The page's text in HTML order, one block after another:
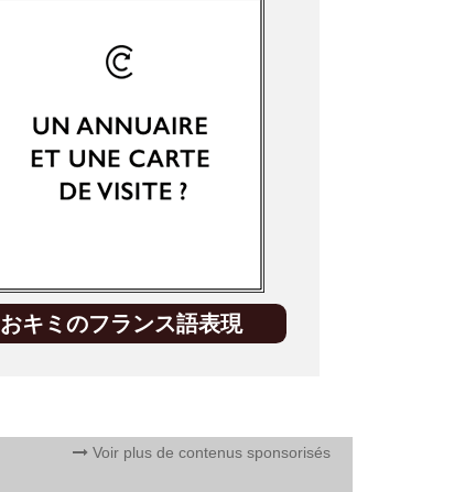
おキミのフランス語表現
Voir plus de contenus sponsorisés